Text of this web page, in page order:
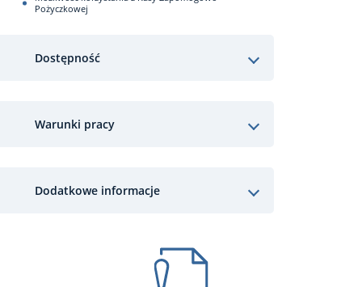
Pożyczkowej
Dostępność
Warunki pracy
Dodatkowe informacje